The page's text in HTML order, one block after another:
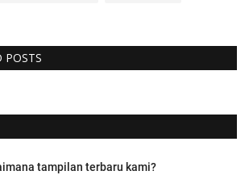
POSTS
tampilan terbaru kami?